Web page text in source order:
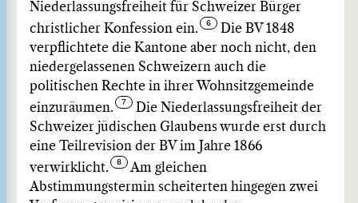
Niederlassungsfreiheit für Schweizer Bürger
christlicher Konfession ein.
Die BV 1848
verpflichtete die Kantone aber noch nicht, den
niedergelassenen Schweizern auch die
politischen Rechte in ihrer Wohnsitzgemeinde
einzuräumen.
Die Niederlassungsfreiheit der
Schweizer jüdischen Glaubens wurde erst durch
eine Teilrevision der BV im Jahre 1866
verwirklicht.
Am gleichen
Abstimmungstermin scheiterten hingegen zwei